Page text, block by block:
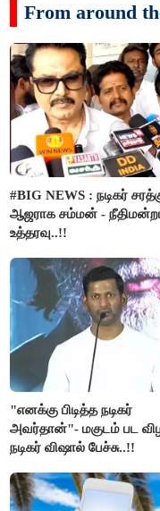
From around
#BIG NEWS : நடிகர்
ஆஜராக சம்மன் -
உத்தரவு..!!
"எனக்கு பிடித்த நடிகர்
அவர்தான்"- மகுடம் பட
நடிகர் விஷால் பேச்சு..!!